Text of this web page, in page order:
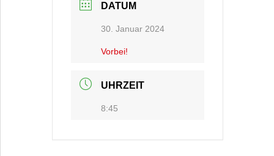
DATUM
30. Januar 2024
Vorbei!
UHRZEIT
8:45